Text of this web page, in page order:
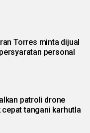
Torres minta dijual
personal
patroli drone
tangani karhutla